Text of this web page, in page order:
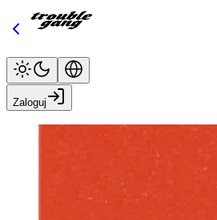
Zaloguj